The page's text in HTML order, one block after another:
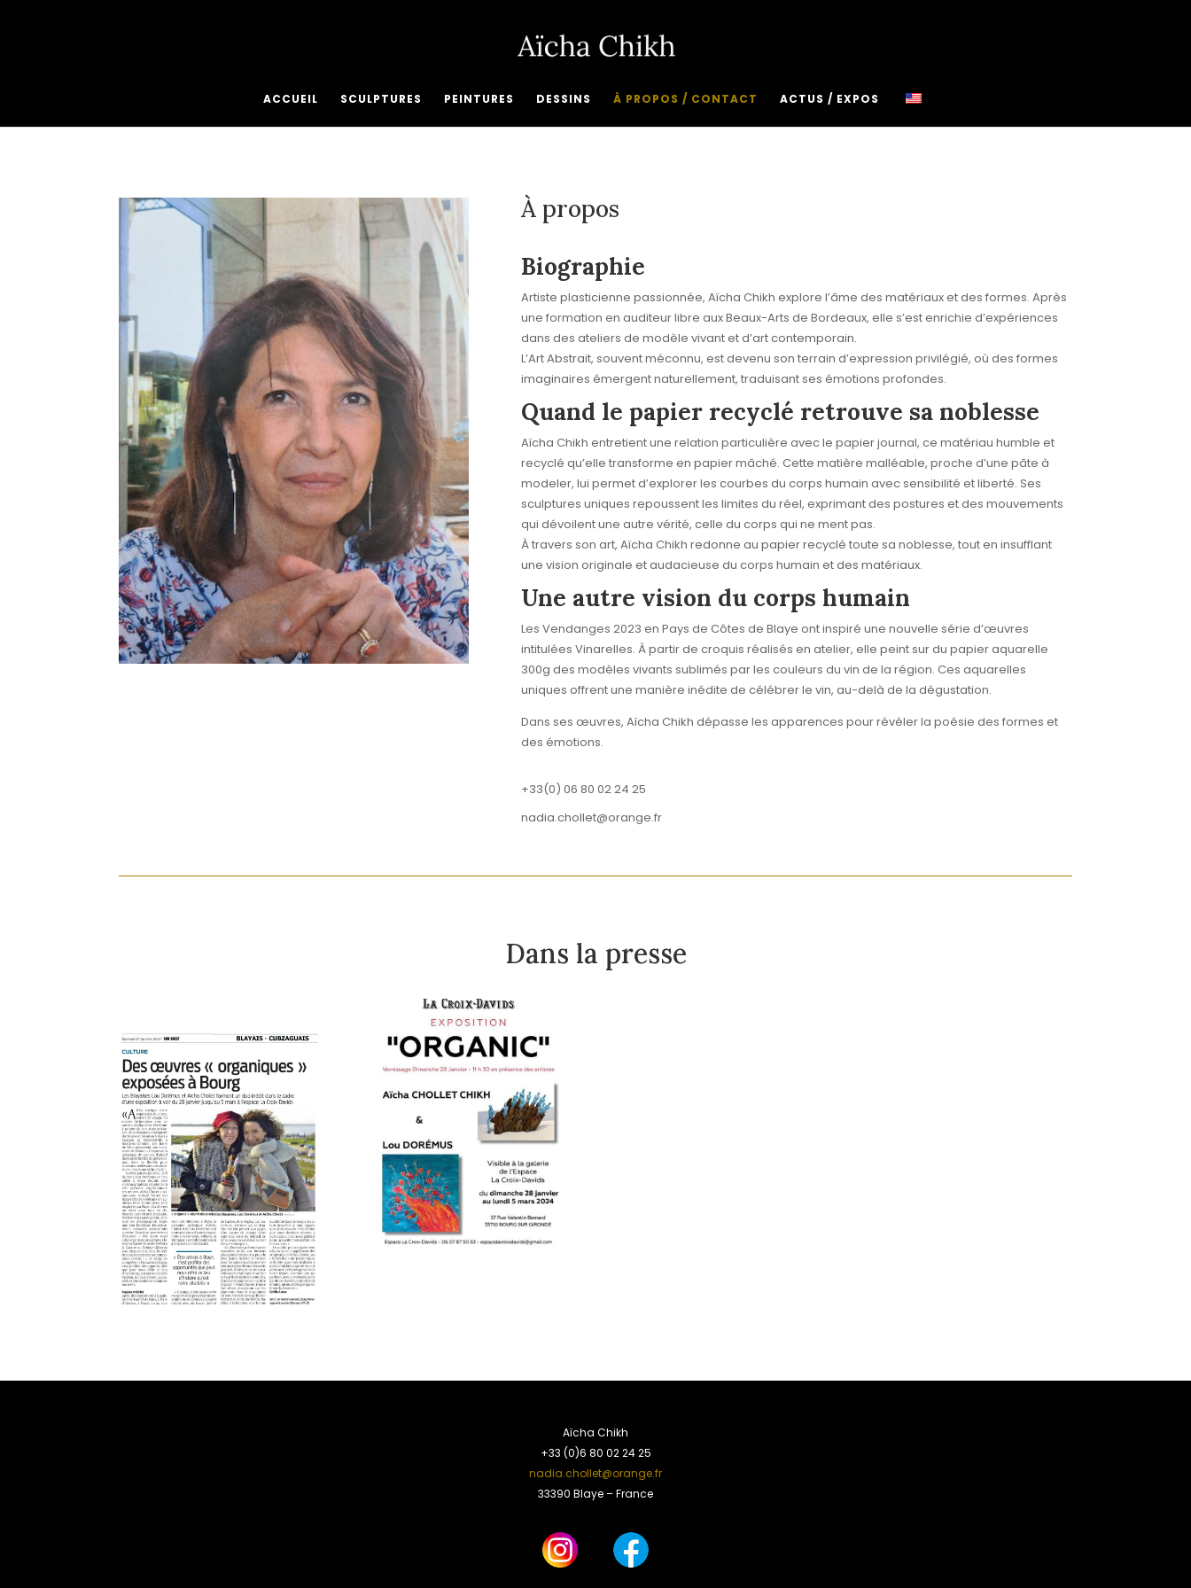
ACCUEIL SCULPTURES PEINTURES DESSINS À PROPOS / CONTACT ACTUS / EXPOS
À propos
Biographie
Artiste plasticienne passionnée, Aïcha Chikh explore l’âme des matériaux et des formes. Après
une formation en auditeur libre aux Beaux-Arts de Bordeaux, elle s’est enrichie d’expériences
dans des ateliers de modèle vivant et d’art contemporain.
L’Art Abstrait, souvent méconnu, est devenu son terrain d’expression privilégié, où des formes
imaginaires émergent naturellement, traduisant ses émotions profondes.
Quand le papier recyclé retrouve sa noblesse
Aïcha Chikh entretient une relation particulière avec le papier journal, ce matériau humble et
recyclé qu’elle transforme en papier mâché. Cette matière malléable, proche d’une pâte à
modeler, lui permet d’explorer les courbes du corps humain avec sensibilité et liberté. Ses
sculptures uniques repoussent les limites du réel, exprimant des postures et des mouvements
qui dévoilent une autre vérité, celle du corps qui ne ment pas.
À travers son art, Aïcha Chikh redonne au papier recyclé toute sa noblesse, tout en insufflant
une vision originale et audacieuse du corps humain et des matériaux.
Une autre vision du corps humain
Les Vendanges 2023 en Pays de Côtes de Blaye ont inspiré une nouvelle série d’œuvres
intitulées Vinarelles. À partir de croquis réalisés en atelier, elle peint sur du papier aquarelle
300g des modèles vivants sublimés par les couleurs du vin de la région. Ces aquarelles
uniques offrent une manière inédite de célébrer le vin, au-delà de la dégustation.
Dans ses œuvres, Aïcha Chikh dépasse les apparences pour révéler la poésie des formes et
des émotions.
+33(0) 06 80 02 24 25
nadia.chollet@orange.fr
Dans la presse
Aïcha Chikh
+33 (0)6 80 02 24 25
nadia.chollet@orange.fr
33390 Blaye – France